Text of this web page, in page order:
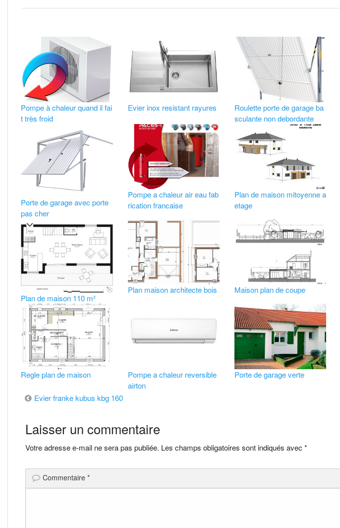
Pompe à chaleur quand il fai
t très froid
Evier inox resistant rayures
Roulette porte de garage ba
sculante non debordante
Porte de garage avec porte
pas cher
Pompe a chaleur air eau fab
rication francaise
Plan de maison mitoyenne a
etage
Plan de maison 110 m²
Plan maison architecte bois Maison plan de coupe
Regle plan de maison
Pompe a chaleur reversible
airton
Porte de garage verte
Navigation
de
l’article
Evier franke kubus kbg 160
Laisser un commentaire
Votre adresse e-mail ne sera pas publiée. Les champs obligatoires sont indiqués avec *
Commentaire *